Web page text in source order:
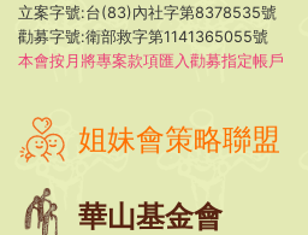
立案字號:台(83)內社字第8378535號
勸募字號:衛部救字第1141365055號
本會按月將專案款項匯入勸募指定帳戶
姐妹會策略聯盟
華山基金會